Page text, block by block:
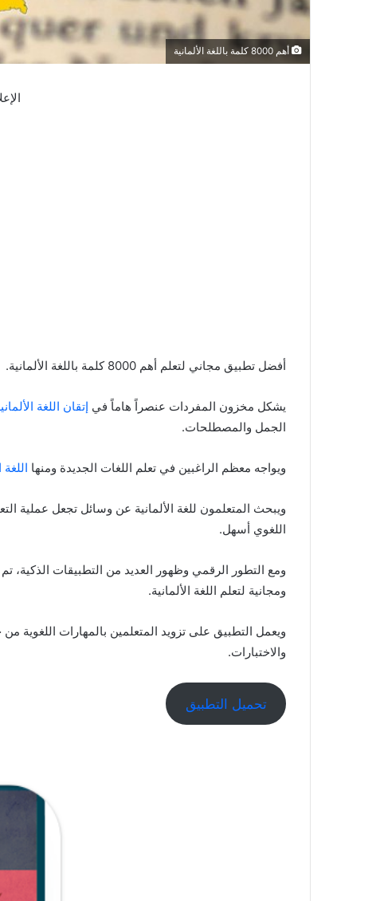
أهم 8000 كلمة باللغة الألمانية
أفضل تطبيق مجاني لتعلم أهم 8000 كلمة باللغة الألمانية.
يشكل مخزون المفردات عنصراً هاماً في إتقان اللغة
الجمل والمصطلحات.
ويواجه معظم الراغبين في تعلم اللغات الجديدة ومنها اللغة
ويبحث المتعلمون للغة الألمانية عن وسائل تجعل عملية
اللغوي أسهل.
ومع التطور الرقمي وظهور العديد من التطبيقات الذكية، تم
ومجانية لتعلم اللغة الألمانية.
ويعمل التطبيق على تزويد المتعلمين بالمهارات اللغوية من
والاختبارات.
تحميل التطبيق